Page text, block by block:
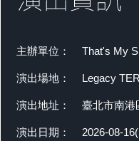
主辦單位： That's My
演出場地： Legacy
演出地址： 臺北市南港
演出日期： 2026-08-